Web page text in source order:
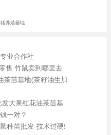
养殖基地
业合作社
售 竹鼠卖到哪里去
茶苗基地(茶籽油生加
大果红花油茶苗基
一对？
种苗批发-技术过硬!